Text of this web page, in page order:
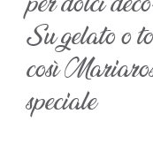
Su gelato o
così
speciale